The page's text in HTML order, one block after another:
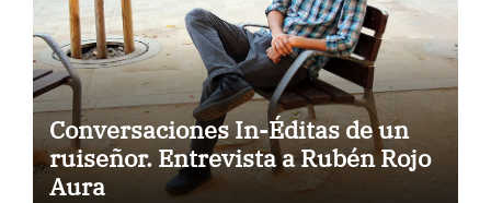
Conversaciones In-Éditas de un
ruiseñor. Entrevista a Rubén Rojo
Aura